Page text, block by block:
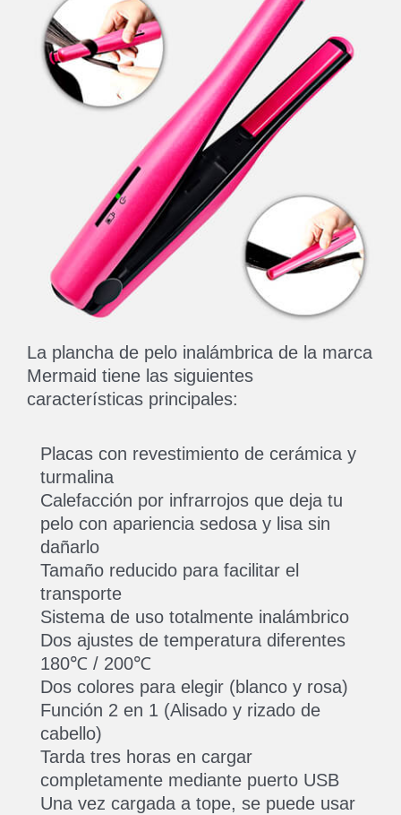
La plancha de pelo inalámbrica de la marca
Mermaid tiene las siguientes
características principales:
Placas con revestimiento de cerámica y
turmalina
Calefacción por infrarrojos que deja tu
pelo con apariencia sedosa y lisa sin
dañarlo
Tamaño reducido para facilitar el
transporte
Sistema de uso totalmente inalámbrico
Dos ajustes de temperatura diferentes
180℃ / 200℃
Dos colores para elegir (blanco y rosa)
Función 2 en 1 (Alisado y rizado de
cabello)
Tarda tres horas en cargar
completamente mediante puerto USB
Una vez cargada a tope, se puede usar